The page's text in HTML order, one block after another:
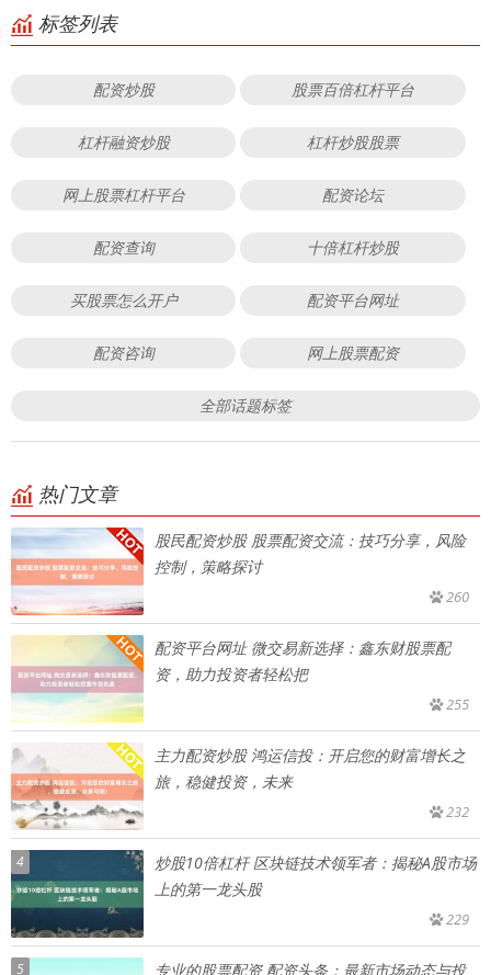
标签列表
配资炒股 股票百倍杠杆平台
杠杆融资炒股 杠杆炒股股票
网上股票杠杆平台 配资论坛
配资查询 十倍杠杆炒股
买股票怎么开户 配资平台网址
配资咨询 网上股票配资
全部话题标签
热门文章
股民配资炒股 股票配资交流：技巧分享，风险
控制，策略探讨
260
配资平台网址 微交易新选择：鑫东财股票配
资，助力投资者轻松把
255
主力配资炒股 鸿运信投：开启您的财富增长之
旅，稳健投资，未来
232
4
炒股10倍杠杆 区块链技术领军者：揭秘A股市场
上的第一龙头股
229
5 专业的股票配资 配资头条：最新市场动态与投